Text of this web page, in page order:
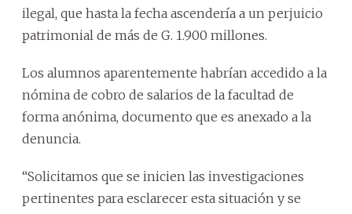
ilegal, que hasta la fecha ascendería a un perjuicio
patrimonial de más de G. 1.900 millones.
Los alumnos aparentemente habrían accedido a la
nómina de cobro de salarios de la facultad de
forma anónima, documento que es anexado a la
denuncia.
“Solicitamos que se inicien las investigaciones
pertinentes para esclarecer esta situación y se